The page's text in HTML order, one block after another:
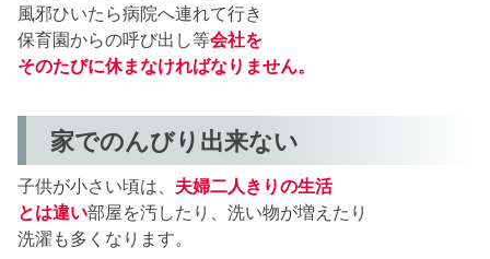
風邪ひいたら病院へ連れて行き
保育園からの呼び出し等会社を
そのたびに休まなければなりません。
家でのんびり出来ない
子供が小さい頃は、 夫婦二人きりの生活
とは違い部屋を汚したり、洗い物が増えたり
洗濯も多くなります。